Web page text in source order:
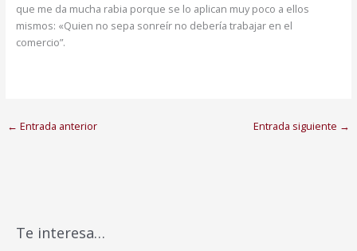
que me da mucha rabia porque se lo aplican muy poco a ellos
mismos: «Quien no sepa sonreír no debería trabajar en el
comercio”.
← Entrada anterior Entrada siguiente →
Te interesa…